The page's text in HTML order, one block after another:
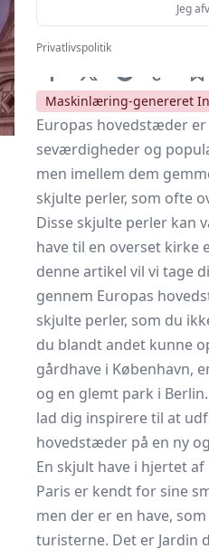
Af Hovedstæder.dk
Maskinlæring-genereret
Europas hovedstæder
seværdigheder og
men imellem dem
skjulte perler, som ofte
Disse skjulte perler kan
have til en overset kirke
denne artikel vil vi tage
gennem Europas
skjulte perler, som du
du blandt andet kunne
gårdhave i København,
og en glemt park i
lad dig inspirere til at
hovedstæder på en ny
En skjult have i hjertet af
Paris er kendt for sine
men der er en have,
turisterne. Det er Jardin
Jeg
Privatlivspolitik